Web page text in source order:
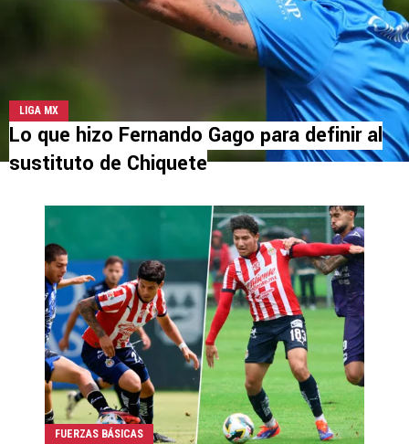
LIGA MX
Lo que hizo Fernando Gago para definir al
sustituto de Chiquete
FUERZAS BÁSICAS